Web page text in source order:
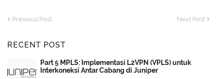
Previous Post Next Post
RECENT POST
Part 5 MPLS: Implementasi L2VPN (VPLS) untuk
Interkoneksi Antar Cabang di Juniper